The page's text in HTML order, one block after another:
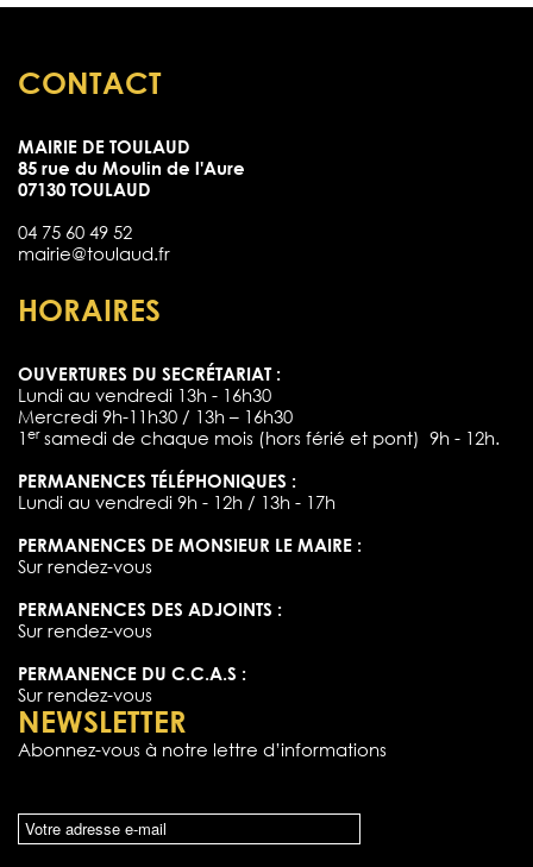
CONTACT
MAIRIE DE TOULAUD
85 rue du Moulin de l'Aure
07130 TOULAUD
04 75 60 49 52
mairie@toulaud.fr
HORAIRES
OUVERTURES DU SECRÉTARIAT :
Lundi au vendredi 13h - 16h30
Mercredi 9h-11h30 / 13h – 16h30
1 ersamedi de chaque mois (hors férié et pont) 9h - 12h.
PERMANENCES TÉLÉPHONIQUES :
Lundi au vendredi 9h - 12h / 13h - 17h
PERMANENCES DE MONSIEUR LE MAIRE :
Sur rendez-vous
PERMANENCES DES ADJOINTS :
Sur rendez-vous
PERMANENCE DU C.C.A.S :
Sur rendez-vous
NEWSLETTER
Abonnez-vous à notre lettre d’informations